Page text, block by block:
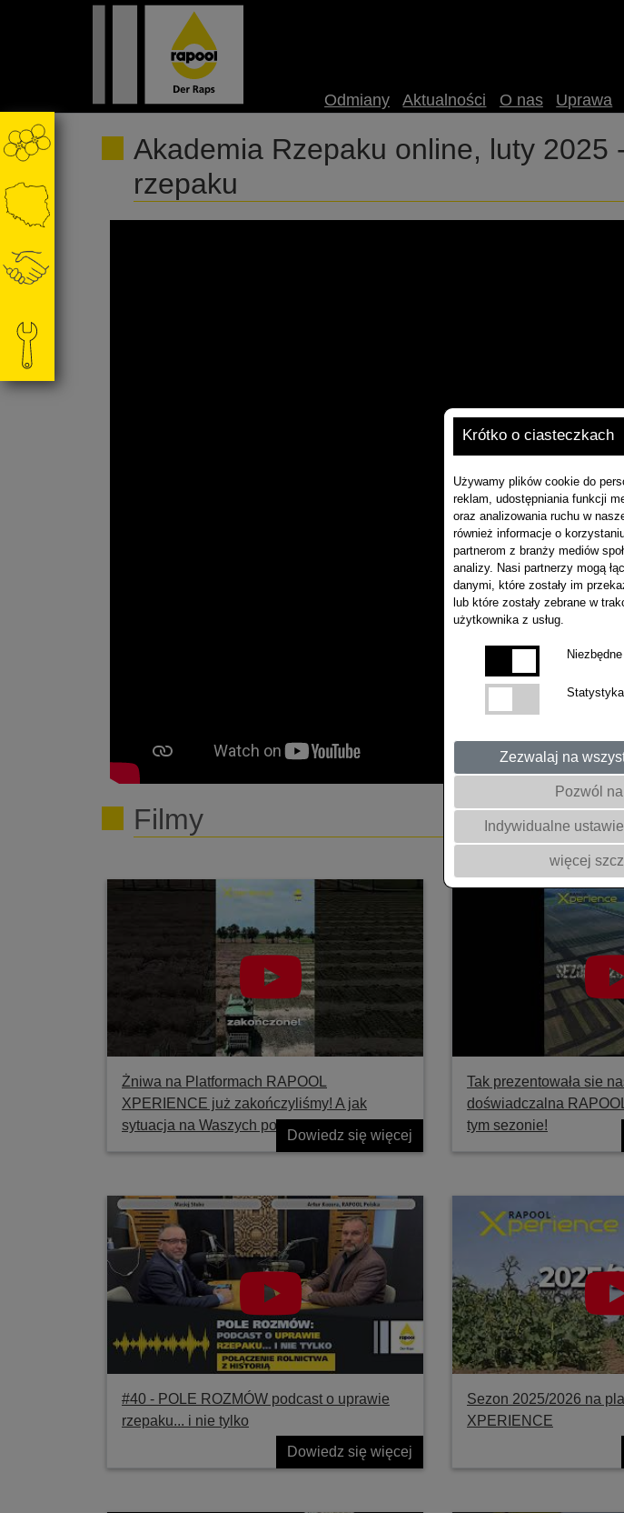
Krótko o ciasteczkach
Używamy plików cookie do
reklam, udostępniania funkcji
oraz analizowania ruchu w
również informacje o
partnerom z branży mediów
analizy. Nasi partnerzy mogą
danymi, które zostały im
lub które zostały zebrane w
użytkownika z usług.
Niezbędne
Statystyka
Zezwalaj na
Pozwól
Indywidualne
więcej
Odmiany Aktualności O nas Uprawa
Akademia Rzepaku online, luty
rzepaku
Filmy
Żniwa na Platformach RAPOOL
XPERIENCE już zakończyliśmy! A jak
sytuacja na Waszych polach?
Dowiedz się więcej
Tak prezentowała sie
doświadczalna
tym sezonie!
#40 ‐ POLE ROZMÓW podcast o uprawie
rzepaku... i nie tylko
Dowiedz się więcej
Sezon 2025/2026 na
XPERIENCE